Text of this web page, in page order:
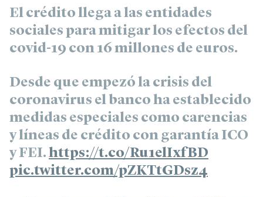
El crédito llega a las entidades
sociales para mitigar los efectos del
covid-19 con 16 millones de euros.
Desde que empezó la crisis del
coronavirus el banco ha establecido
medidas especiales como carencias
y líneas de crédito con garantía ICO
y FEI. https://t.co/Ru1elIxfBD
pic.twitter.com/pZKTtGDsz4